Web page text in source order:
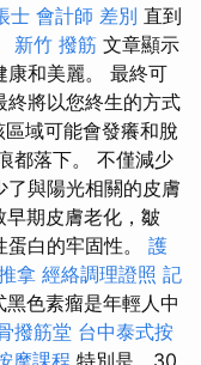
士 會計師 差別 直到
新竹 撥筋 文章顯示
康和美麗。 最終可
終將以您終生的方式
域可能會發癢和脫
都落下。 不僅減少
了與陽光相關的皮膚
早期皮膚老化，皺
白的牢固性。 護
拿 經絡調理證照 記
色素瘤是年輕人中
撥筋堂 台中泰式按
摩課程 特別是，30